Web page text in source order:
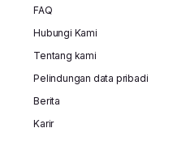
FAQ
Hubungi Kami
Tentang kami
Pelindungan data pribadi
Berita
Karir